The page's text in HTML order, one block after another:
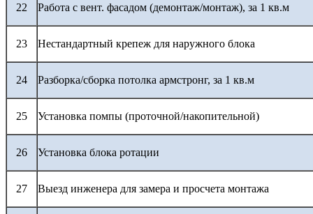
22 Работа с вент. фасадом (демонтаж/монтаж), за 1 кв.м
23 Нестандартный крепеж для наружного блока
24 Разборка/сборка потолка армстронг, за 1 кв.м
25 Установка помпы (проточной/накопительной)
26 Установка блока ротации
27 Выезд инженера для замера и просчета монтажа